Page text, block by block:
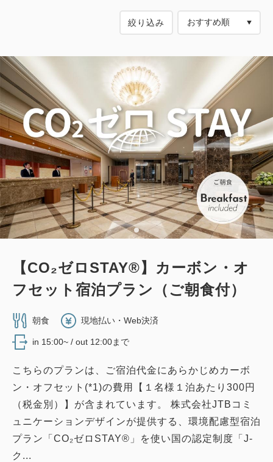
絞り込み
【CO₂ゼロSTAY®】カーボン・オ
フセット宿泊プラン（ご朝食付）
朝食 現地払い・Web決済
in 15:00~ / out 12:00まで
こちらのプランは、ご宿泊代金にあらかじめカーボ
ン・オフセット(*1)の費用【１名様１泊あたり300円
（税金別）】が含まれています。 株式会社JTBコミ
ュニケーションデザインが提供する、環境配慮型宿泊
プラン「CO₂ゼロSTAY®」を使い国の認定制度「J-
ク...